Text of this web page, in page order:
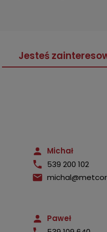
Jesteś
Michał
539 200 102
Paweł